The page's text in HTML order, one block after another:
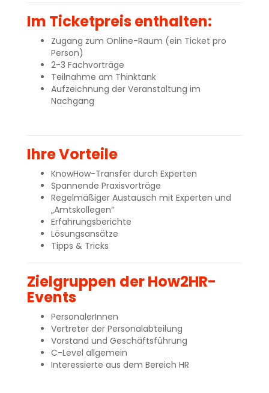
Im Ticketpreis enthalten:
Zugang zum Online-Raum (ein Ticket pro
Person)
2-3 Fachvorträge
Teilnahme am Thinktank
Aufzeichnung der Veranstaltung im
Nachgang
Ihre Vorteile
KnowHow-Transfer durch Experten
Spannende Praxisvorträge
Regelmäßiger Austausch mit Experten und
„Amtskollegen“
Erfahrungsberichte
Lösungsansätze
Tipps & Tricks
Zielgruppen der How2HR-
Events
PersonalerInnen
Vertreter der Personalabteilung
Vorstand und Geschäftsführung
C-Level allgemein
Interessierte aus dem Bereich HR